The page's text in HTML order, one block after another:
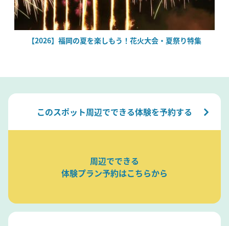
【2026】福岡の夏を楽しもう！花火大会・夏祭り特集
このスポット周辺でできる体験を予約する
周辺でできる
体験プラン予約はこちらから